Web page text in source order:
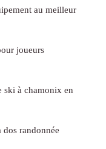
au meilleur
joueurs
ski à chamonix en
randonnée